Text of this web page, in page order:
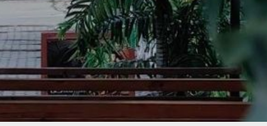
295 нарушений ПДД
Читайте нас в соцсетях:
ВКонтакте,
Одноклассники, Телеграмили
Яндекс.Дзен
иМАКС
Как вам материал?
Огонь!
Супер
Злость
Разочарование